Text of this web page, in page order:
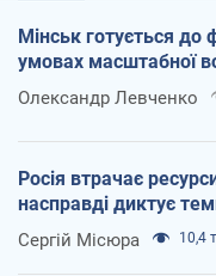
Мінськ готується до
умовах масштабної
Олександр Левченко
Росія втрачає
насправді диктує
Сергій Місюра 10,4